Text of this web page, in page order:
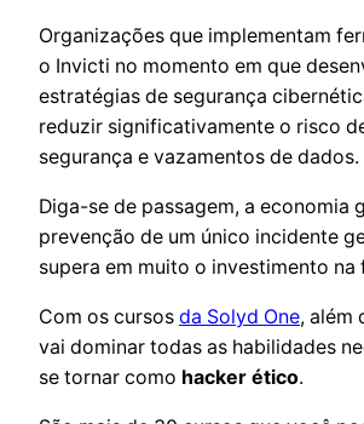
Organizações que implementam
o Invicti no momento em que
estratégias de segurança
reduzir significativamente o risco
segurança e vazamentos de dados.
Diga-se de passagem, a economia
prevenção de um único incidente
supera em muito o investimento na
Com os cursos da Solyd One, além
vai dominar todas as habilidades
se tornar como hacker ético.